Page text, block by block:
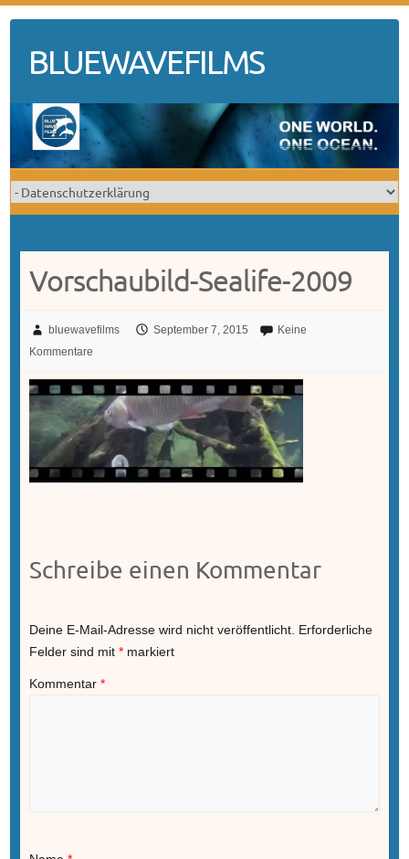
contentBLUEWAVEFILMS
Vorschaubild-Sealife-2009
bluewavefilms September 7, 2015
Keine
Kommentare
Schreibe einen Kommentar
Deine E-Mail-Adresse wird nicht veröffentlicht. Erforderliche
Felder sind mit *markiert
Kommentar *